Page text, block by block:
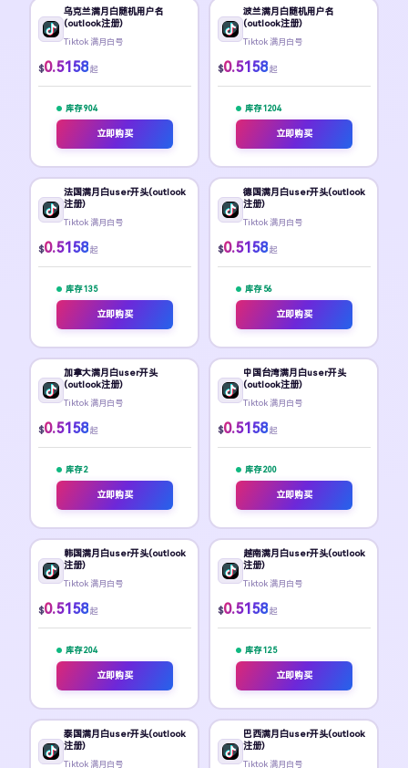
乌克兰满月白随机用户名
(outlook注册)
Tiktok 满月白号
$0.5158 起
库存 904
立即购买
波兰满月白随机用户名
(outlook注册)
Tiktok 满月白号
$0.5158 起
库存 1204
立即购买
法国满月白user开头(outlook
注册)
Tiktok 满月白号
$0.5158 起
库存 135
立即购买
德国满月白user开头(outlook
注册)
Tiktok 满月白号
$0.5158 起
库存 56
立即购买
加拿大满月白user开头
(outlook注册)
Tiktok 满月白号
$0.5158 起
库存 2
立即购买
中国台湾满月白user开头
(outlook注册)
Tiktok 满月白号
$0.5158 起
库存 200
立即购买
韩国满月白user开头(outlook
注册)
Tiktok 满月白号
$0.5158 起
库存 204
立即购买
越南满月白user开头(outlook
注册)
Tiktok 满月白号
$0.5158 起
库存 125
立即购买
泰国满月白user开头(outlook
注册)
Tiktok 满月白号
巴西满月白user开头(outlook
注册)
Tiktok 满月白号